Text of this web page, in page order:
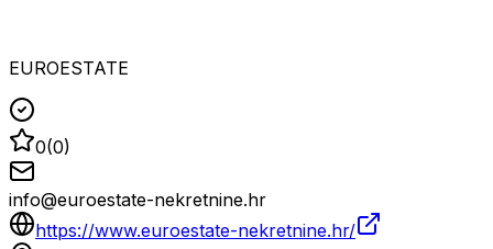
EUROESTATE
0(0)
info@euroestate-nekretnine.hr
https://www.euroestate-nekretnine.hr/